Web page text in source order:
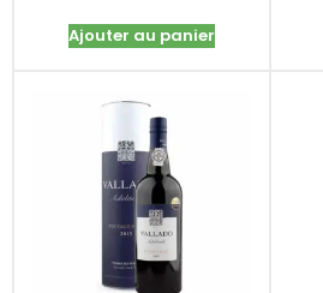
Ajouter au panier